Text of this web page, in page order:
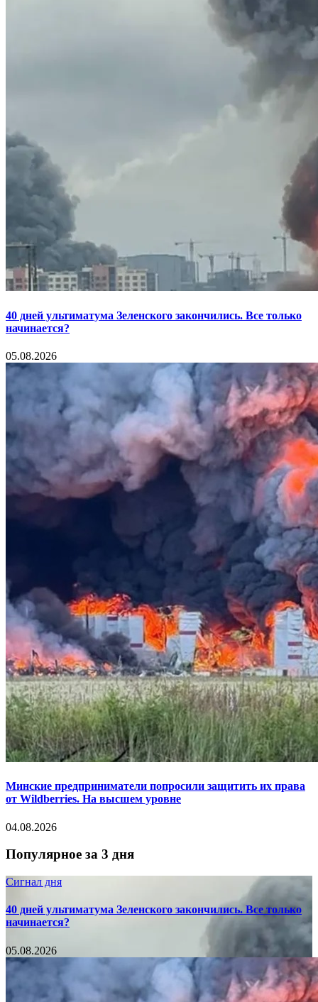
40 дней ультиматума Зеленского закончились. Все только
начинается?
05.08.2026
Минские предприниматели попросили защитить их права
от Wildberries. На высшем уровне
04.08.2026
Популярное за 3 дня
Сигнал дня
40 дней ультиматума Зеленского закончились. Все только
начинается?
05.08.2026